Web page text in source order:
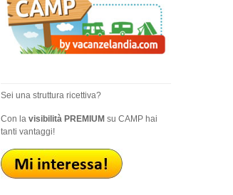
Sei una struttura ricettiva?
Con la visibilità PREMIUMsu CAMP hai
tanti vantaggi!